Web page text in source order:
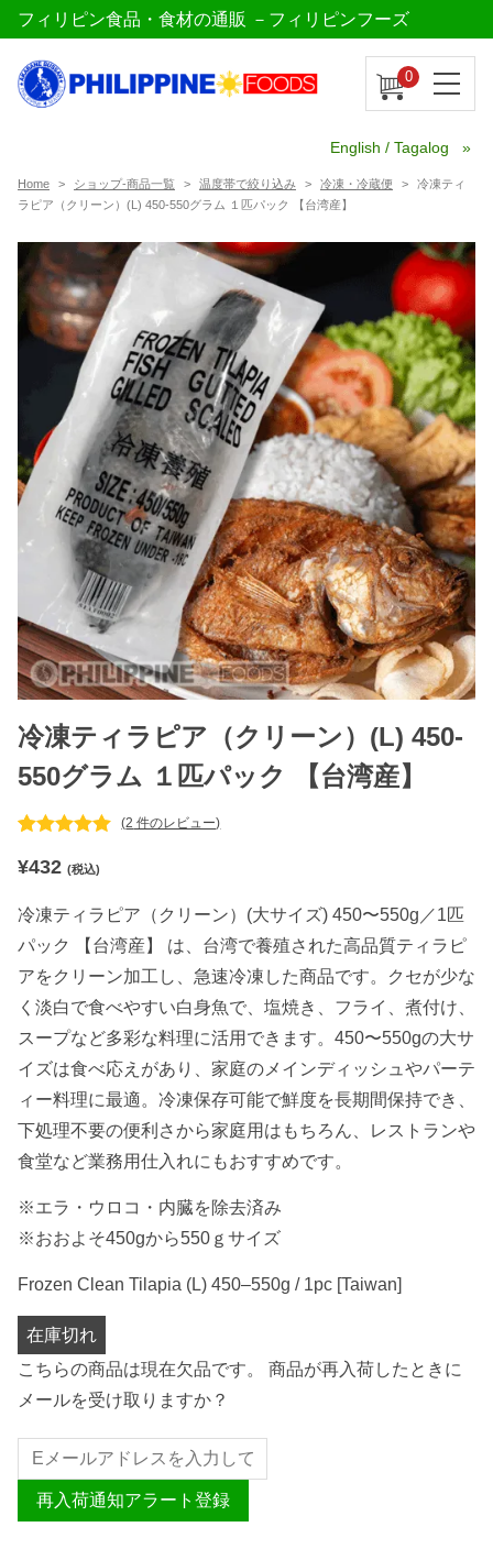
フィリピン食品・食材の通販 －フィリピンフーズ
0
English / Tagalog
Home ショップ-商品一覧 温度帯で絞り込み 冷凍・冷蔵便
冷凍ティ
ラピア（クリーン）(L) 450-550グラム １匹パック 【台湾産】
冷凍ティラピア（クリーン）(L) 450-
550グラム １匹パック 【台湾産】
評価に基づ
価のうち、
5.00点
(2 件のレビュー)
¥432 (税込)
冷凍ティラピア（クリーン）(大サイズ) 450〜550g／1匹
パック 【台湾産】 は、台湾で養殖された高品質ティラピ
アをクリーン加工し、急速冷凍した商品です。クセが少な
く淡白で食べやすい白身魚で、塩焼き、フライ、煮付け、
スープなど多彩な料理に活用できます。450〜550gの大サ
イズは食べ応えがあり、家庭のメインディッシュやパーテ
ィー料理に最適。冷凍保存可能で鮮度を長期間保持でき、
下処理不要の便利さから家庭用はもちろん、レストランや
食堂など業務用仕入れにもおすすめです。
※エラ・ウロコ・内臓を除去済み
※おおよそ450gから550ｇサイズ
Frozen Clean Tilapia (L) 450–550g / 1pc [Taiwan]
在庫切れ
こちらの商品は現在欠品です。 商品が再入荷したときに
メールを受け取りますか？
再入荷通知アラート登録